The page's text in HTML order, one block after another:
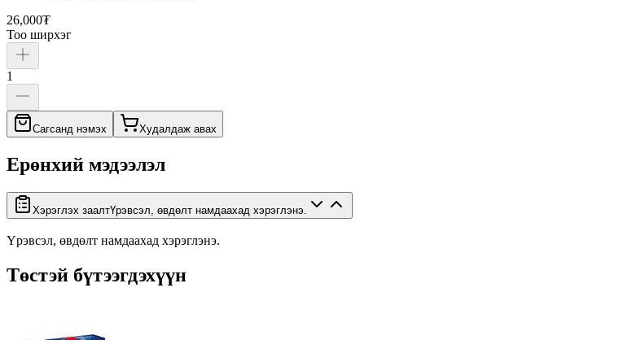
26,000₮
Тоо ширхэг
1
Сагсанд нэмэх Худалдаж авах
Ерөнхий мэдээлэл
Хэрэглэх заалтҮрэвсэл, өвдөлт намдаахад хэрэглэнэ.
Үрэвсэл, өвдөлт намдаахад хэрэглэнэ.
Төстэй бүтээгдэхүүн